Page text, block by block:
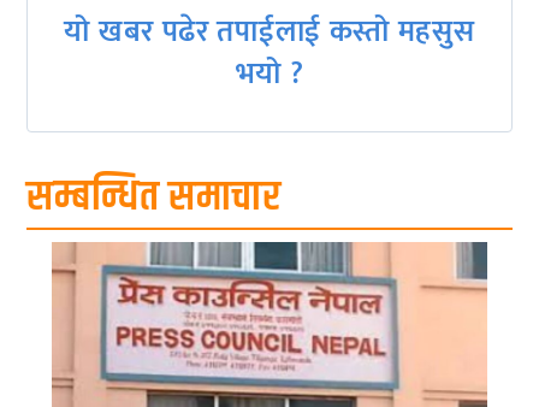
यो खबर पढेर तपाईलाई कस्तो महसुस
भयो ?
सम्बन्धित समाचार